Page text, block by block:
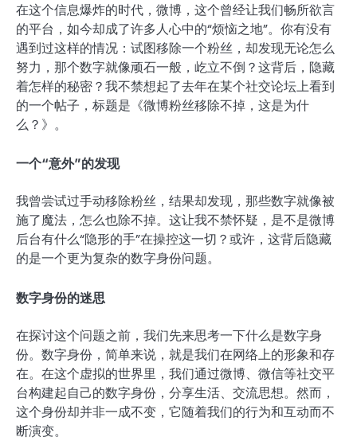
在这个信息爆炸的时代，微博，这个曾经让我们畅所欲言
的平台，如今却成了许多人心中的“烦恼之地”。你有没有
遇到过这样的情况：试图移除一个粉丝，却发现无论怎么
努力，那个数字就像顽石一般，屹立不倒？这背后，隐藏
着怎样的秘密？我不禁想起了去年在某个社交论坛上看到
的一个帖子，标题是《微博粉丝移除不掉，这是为什
么？》。
一个“意外”的发现
我曾尝试过手动移除粉丝，结果却发现，那些数字就像被
施了魔法，怎么也除不掉。这让我不禁怀疑，是不是微博
后台有什么“隐形的手”在操控这一切？或许，这背后隐藏
的是一个更为复杂的数字身份问题。
数字身份的迷思
在探讨这个问题之前，我们先来思考一下什么是数字身
份。数字身份，简单来说，就是我们在网络上的形象和存
在。在这个虚拟的世界里，我们通过微博、微信等社交平
台构建起自己的数字身份，分享生活、交流思想。然而，
这个身份却并非一成不变，它随着我们的行为和互动而不
断演变。